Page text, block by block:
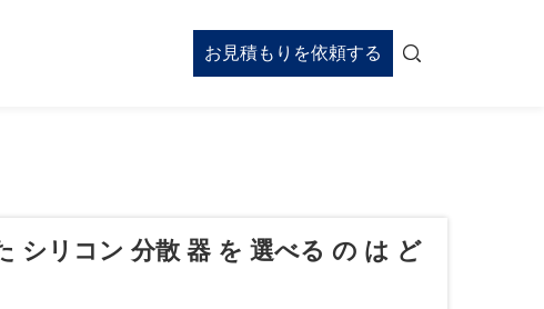
お見積もりを依頼する
シリコン 分散 器 を 選べる の は ど